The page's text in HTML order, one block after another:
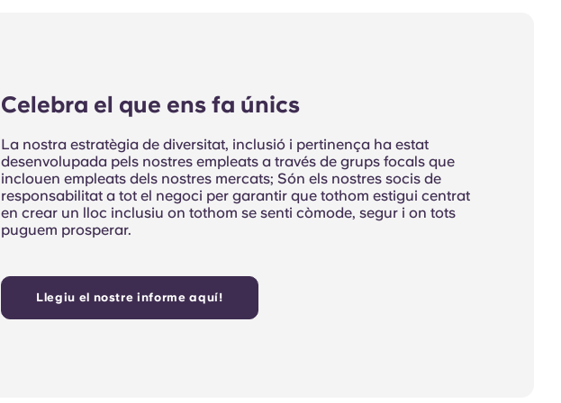
Celebra el que ens fa únics
La nostra estratègia de diversitat, inclusió i pertinença ha estat
desenvolupada pels nostres empleats a través de grups focals que
inclouen empleats dels nostres mercats; Són els nostres socis de
responsabilitat a tot el negoci per garantir que tothom estigui centrat
en crear un lloc inclusiu on tothom se senti còmode, segur i on tots
puguem prosperar.
Llegiu el nostre informe aquí!